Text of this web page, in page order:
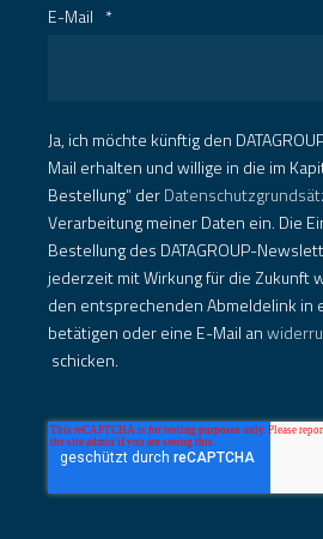
E-Mail *
Ja, ich möchte künftig den
Mail erhalten und willige in die im
Bestellung“ der
Verarbeitung meiner Daten ein. Die
Bestellung des DATAGROUP-
jederzeit mit Wirkung für die Zukunft
den entsprechenden Abmeldelink in
betätigen oder eine E-Mail an
schicken.